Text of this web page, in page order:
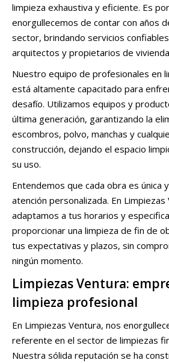
limpieza exhaustiva y eficiente. Es
enorgullecemos de contar con años
sector, brindando servicios
arquitectos y propietarios de
Nuestro equipo de profesionales en
está altamente capacitado para
desafío. Utilizamos equipos y
última generación, garantizando la
escombros, polvo, manchas y
construcción, dejando el espacio
su uso.
Entendemos que cada obra es única
atención personalizada. En Limpiezas
adaptamos a tus horarios y
proporcionar una limpieza de fin de
tus expectativas y plazos, sin
ningún momento.
Limpiezas Ventura:
limpieza profesional
En Limpiezas Ventura, nos
referente en el sector de limpiezas
Nuestra sólida reputación se ha